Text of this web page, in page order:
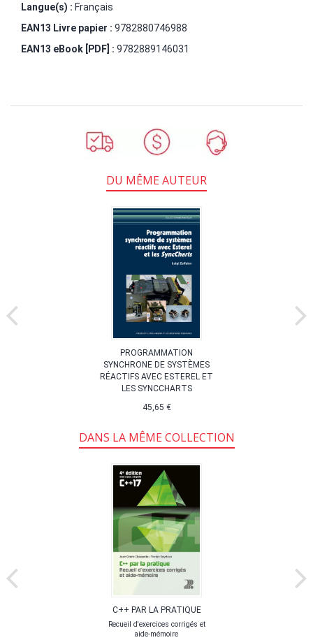
Langue(s) : Français
EAN13 Livre papier : 9782880746988
EAN13 eBook [PDF] : 9782889146031
DU MÊME AUTEUR
PROGRAMMATION
SYNCHRONE DE SYSTÈMES
RÉACTIFS AVEC ESTEREL ET
LES SYNCCHARTS
45,65 €
DANS LA MÊME COLLECTION
C++ PAR LA PRATIQUE
Recueil d'exercices corrigés et
aide-mémoire